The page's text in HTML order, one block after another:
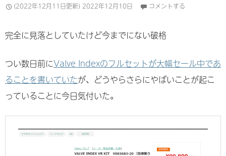
(2022年12月11日更新) 2022年12月10日 コメントする
完全に見落としていたけど今までにない破格
つい数日前にValve Indexのフルセットが大幅セール中であ
ることを書いていたが、どうやらさらにやばいことが起こ
っていることに今日気付いた。